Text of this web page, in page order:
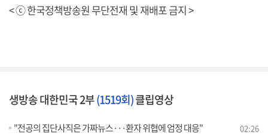
< ⓒ 한국정책방송원 무단전재 및 재배포 금지 >
생방송 대한민국 2부(1519회)클립영상
"전공의 집단사직은 가짜뉴스···환자 위협에 엄정 대응" 02:26